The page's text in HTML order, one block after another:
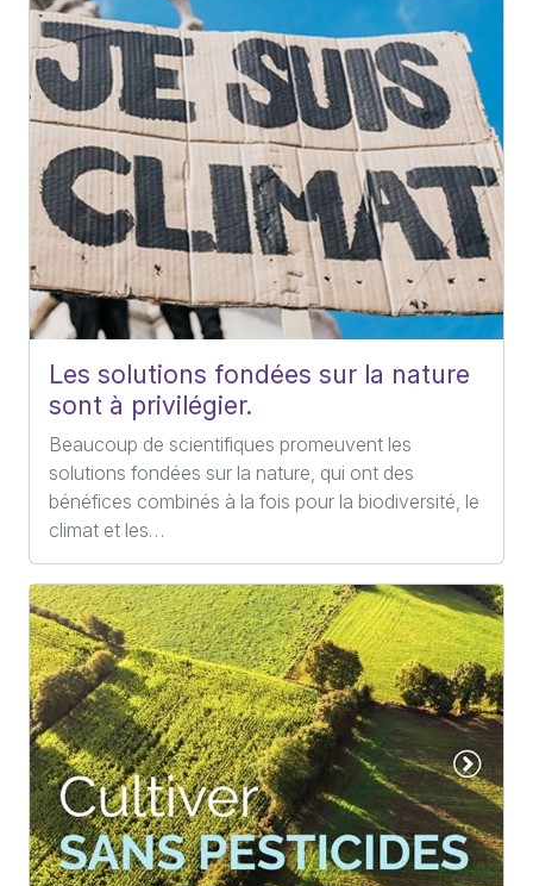
Les solutions fondées sur la nature
sont à privilégier.
Beaucoup de scientifiques promeuvent les
solutions fondées sur la nature, qui ont des
bénéfices combinés à la fois pour la biodiversité, le
climat et les…